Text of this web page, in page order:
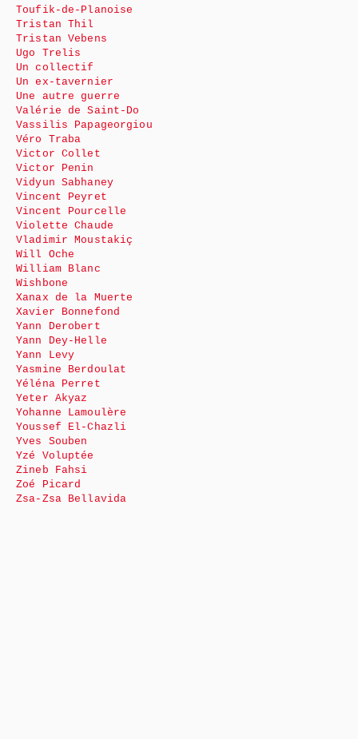
Toufik-de-Planoise
Tristan Thil
Tristan Vebens
Ugo Trelis
Un collectif
Un ex-tavernier
Une autre guerre
Valérie de Saint-Do
Vassilis Papageorgiou
Véro Traba
Victor Collet
Victor Penin
Vidyun Sabhaney
Vincent Peyret
Vincent Pourcelle
Violette Chaude
Vladimir Moustakiç
Will Oche
William Blanc
Wishbone
Xanax de la Muerte
Xavier Bonnefond
Yann Derobert
Yann Dey-Helle
Yann Levy
Yasmine Berdoulat
Yéléna Perret
Yeter Akyaz
Yohanne Lamoulère
Youssef El-Chazli
Yves Souben
Yzé Voluptée
Zineb Fahsi
Zoé Picard
Zsa-Zsa Bellavida